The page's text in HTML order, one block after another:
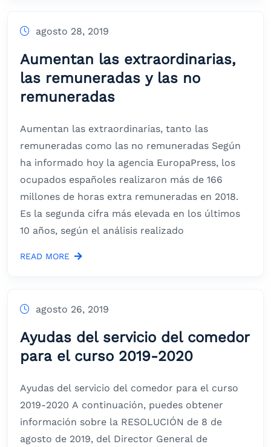
agosto 28, 2019
Aumentan las extraordinarias,
las remuneradas y las no
remuneradas
Aumentan las extraordinarias, tanto las
remuneradas como las no remuneradas Según
ha informado hoy la agencia EuropaPress, los
ocupados españoles realizaron más de 166
millones de horas extra remuneradas en 2018.
Es la segunda cifra más elevada en los últimos
10 años, según el análisis realizado
READ MORE
agosto 26, 2019
Ayudas del servicio del comedor
para el curso 2019-2020
Ayudas del servicio del comedor para el curso
2019-2020 A continuación, puedes obtener
información sobre la RESOLUCIÓN de 8 de
agosto de 2019, del Director General de